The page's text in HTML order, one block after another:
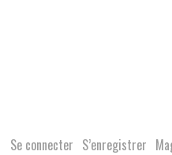
Se connecter S’enregistrer